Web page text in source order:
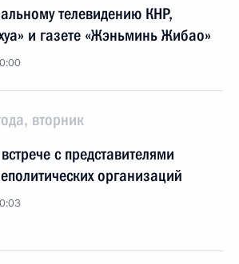
телевидению КНР,
и газете «Жэньминь Жибао»
вторник
с представителями
организаций